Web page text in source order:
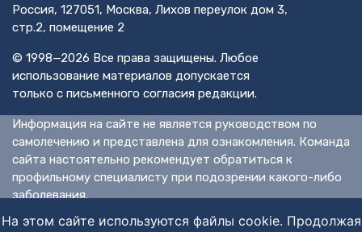
Россия, 127051, Москва, Лихов переулок дом 3,
стр.2, помещение 2
© 1998—2026 Все права защищены. Любое
использование материалов допускается
только с письменного согласия редакции.
Информация на сайте не является руководством по
самолечению и представлена для ознакомления. Команда
сайта настоятельно рекомендует обратиться к
профильному специалисту при подозрении какого-либо
заболевания.
ИМЕЮТСЯ ПРОТИВОПОКАЗАНИЯ. НЕОБХОДИМА
На этом сайте используются файлы cookie. Продолжая